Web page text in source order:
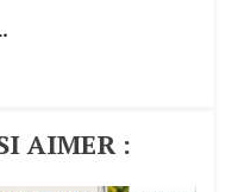
AIMER :​